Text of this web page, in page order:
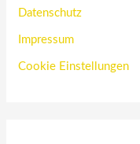
Datenschutz
Impressum
Cookie Einstellungen